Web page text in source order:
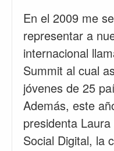
En el 2009 me
representar a
internacional
Summit al cual
jóvenes de 25
Además, este
presidenta
Social Digital, la